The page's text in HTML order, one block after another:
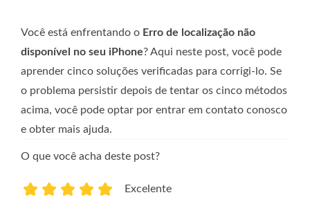
Você está enfrentando o Erro de localização não
disponível no seu iPhone? Aqui neste post, você pode
aprender cinco soluções verificadas para corrigi-lo. Se
o problema persistir depois de tentar os cinco métodos
acima, você pode optar por entrar em contato conosco
e obter mais ajuda.
O que você acha deste post?
Excelente